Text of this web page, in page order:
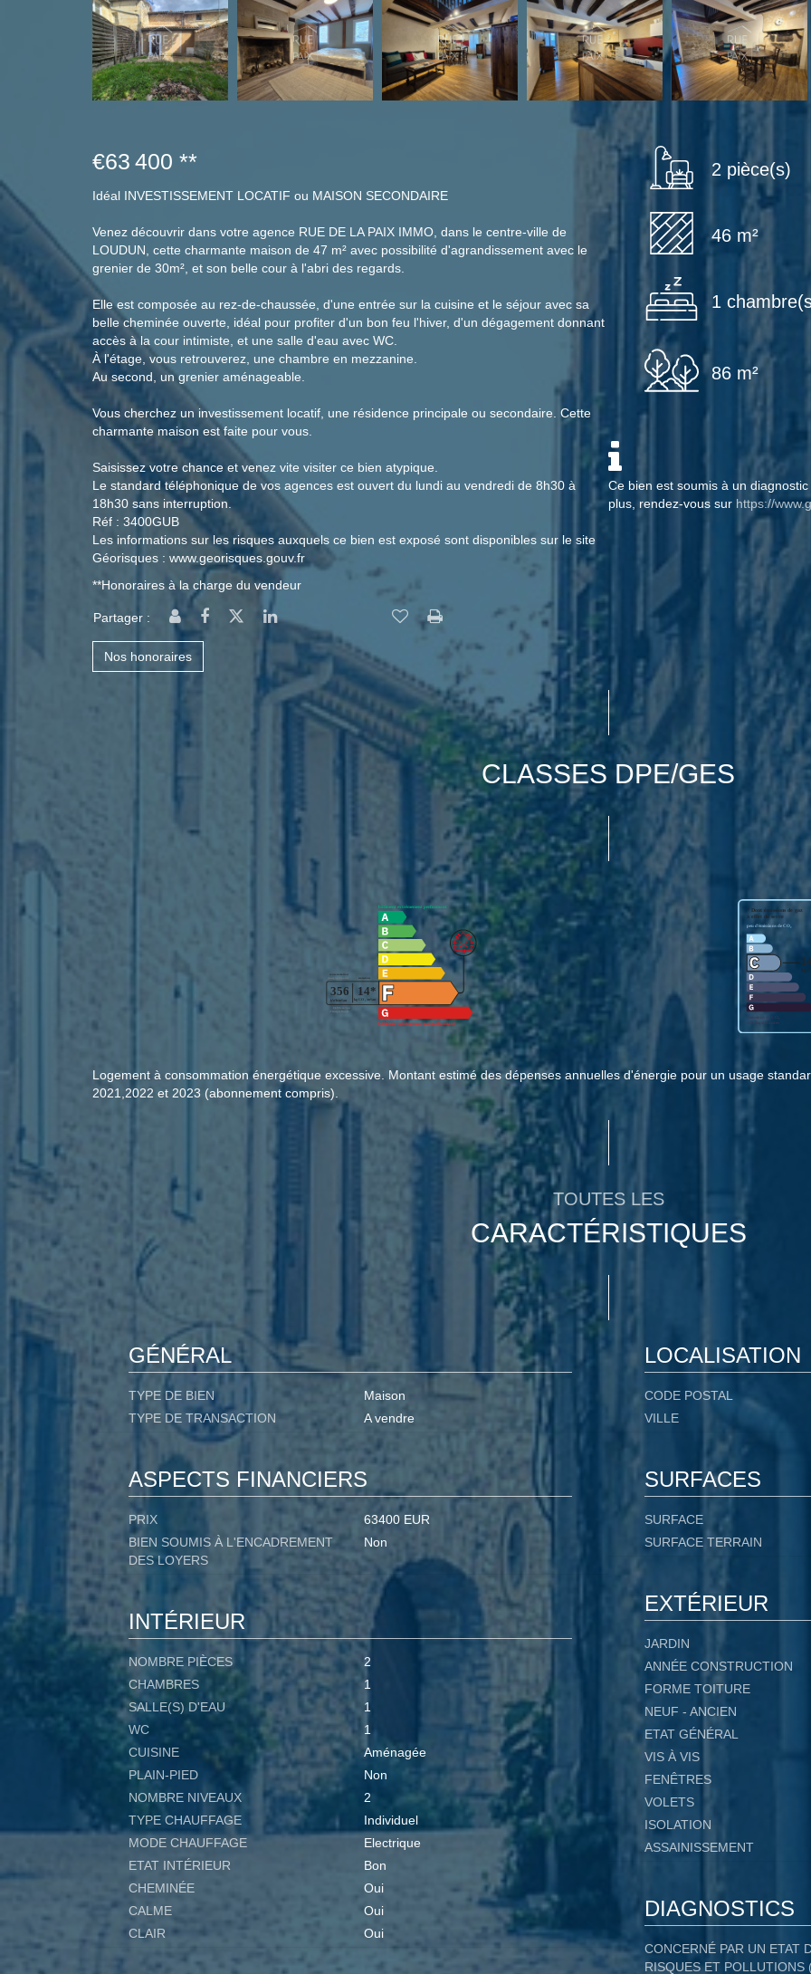
€63 400 **
Idéal INVESTISSEMENT LOCATIF ou MAISON SECONDAIRE
Venez découvrir dans votre agence RUE DE LA PAIX IMMO, dans le centre-ville de
LOUDUN, cette charmante maison de 47 m² avec possibilité d'agrandissement avec le
grenier de 30m², et son belle cour à l'abri des regards.
Elle est composée au rez-de-chaussée, d'une entrée sur la cuisine et le séjour avec sa
belle cheminée ouverte, idéal pour profiter d'un bon feu l'hiver, d'un dégagement donnant
accès à la cour intimiste, et une salle d'eau avec WC.
À l'étage, vous retrouverez, une chambre en mezzanine.
Au second, un grenier aménageable.
Vous cherchez un investissement locatif, une résidence principale ou secondaire. Cette
charmante maison est faite pour vous.
Saisissez votre chance et venez vite visiter ce bien atypique.
Le standard téléphonique de vos agences est ouvert du lundi au vendredi de 8h30 à
18h30 sans interruption.
Réf : 3400GUB
Les informations sur les risques auxquels ce bien est exposé sont disponibles sur le site
Géorisques : www.georisques.gouv.fr
**Honoraires à la charge du vendeur
Partager :
Nos honoraires
2 pièce(s)
46 m²
1
86 m²
CLASSES DPE/GES
Logement à consommation énergétique excessive. Montant estimé des dépenses annuelles d'énergie pour un usage
2021,2022 et 2023 (abonnement compris).
Ce bien est soumis à un
plus, rendez-vous sur https://
TOUTES LES
CARACTÉRISTIQUES
GÉNÉRAL
TYPE DE BIEN
Maison
TYPE DE TRANSACTION
A vendre
LOCALISATION
CODE POSTAL
VILLE
ASPECTS FINANCIERS
PRIX
63400 EUR
BIEN SOUMIS À L'ENCADREMENT
DES LOYERS
Non
SURFACES
SURFACE
SURFACE TERRAIN
EXTÉRIEUR
JARDIN
ANNÉE CONSTRUCTION
FORME TOITURE
NEUF - ANCIEN
ETAT GÉNÉRAL
VIS À VIS
FENÊTRES
VOLETS
ISOLATION
ASSAINISSEMENT
INTÉRIEUR
NOMBRE PIÈCES
2
CHAMBRES
1
SALLE(S) D'EAU
1
WC
1
CUISINE
Aménagée
PLAIN-PIED
Non
NOMBRE NIVEAUX
2
TYPE CHAUFFAGE
Individuel
MODE CHAUFFAGE
Electrique
ETAT INTÉRIEUR
Bon
CHEMINÉE
Oui
CALME
Oui
CLAIR
Oui
DIAGNOSTICS
CONCERNÉ PAR UN ETAT
RISQUES ET POLLUTIONS